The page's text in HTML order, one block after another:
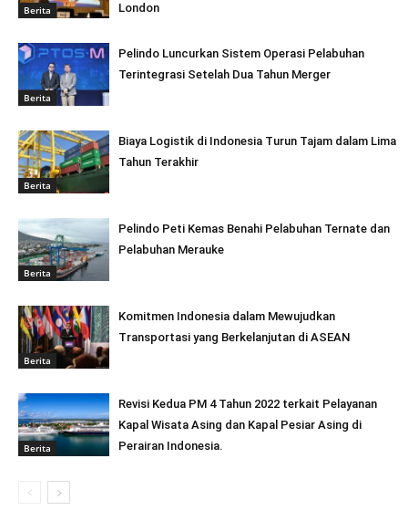
Berita
London
Berita
Pelindo Luncurkan Sistem Operasi Pelabuhan
Terintegrasi Setelah Dua Tahun Merger
Berita
Biaya Logistik di Indonesia Turun Tajam dalam Lima
Tahun Terakhir
Berita
Pelindo Peti Kemas Benahi Pelabuhan Ternate dan
Pelabuhan Merauke
Berita
Komitmen Indonesia dalam Mewujudkan
Transportasi yang Berkelanjutan di ASEAN
Berita
Revisi Kedua PM 4 Tahun 2022 terkait Pelayanan
Kapal Wisata Asing dan Kapal Pesiar Asing di
Perairan Indonesia.